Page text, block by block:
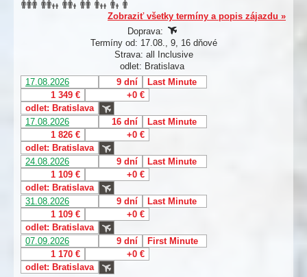
Zobraziť všetky termíny a popis zájazdu »
Doprava:
Termíny od: 17.08., 9, 16 dňové
Strava: all Inclusive
odlet: Bratislava
17.08.2026
9 dní
Last Minute
1 349 €
+0 €
odlet: Bratislava
17.08.2026
16 dní
Last Minute
1 826 €
+0 €
odlet: Bratislava
24.08.2026
9 dní
Last Minute
1 109 €
+0 €
odlet: Bratislava
31.08.2026
9 dní
Last Minute
1 109 €
+0 €
odlet: Bratislava
07.09.2026
9 dní
First Minute
1 170 €
+0 €
odlet: Bratislava